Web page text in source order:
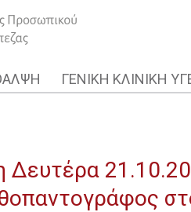
ΓΕΝΙΚΗ ΚΛΙΝΙΚΗ
Δευτέρα